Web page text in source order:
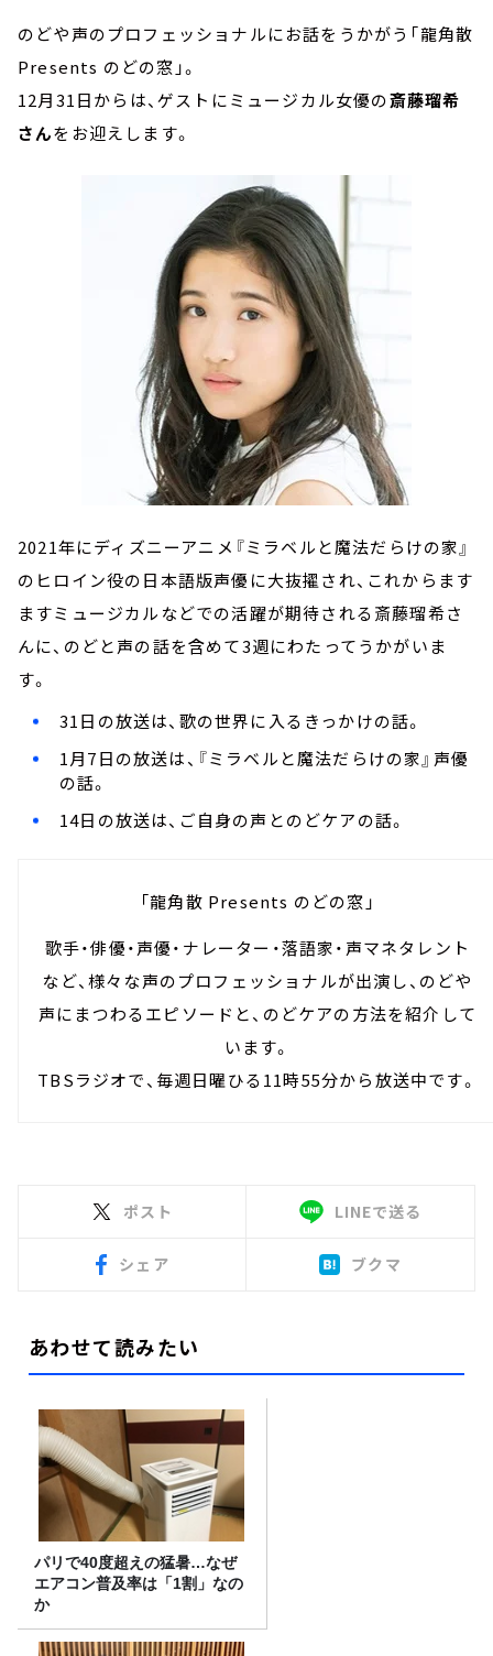
のどや声のプロフェッショナルにお話をうかがう「龍角散
Presents のどの窓」。
12月31日からは、ゲストにミュージカル女優の斎藤瑠希
さんをお迎えします。
2021年にディズニーアニメ『ミラベルと魔法だらけの家』
のヒロイン役の日本語版声優に大抜擢され、これからます
ますミュージカルなどでの活躍が期待される斎藤瑠希さ
んに、のどと声の話を含めて3週にわたってうかがいま
す。
31日の放送は、歌の世界に入るきっかけの話。
1月7日の放送は、『ミラベルと魔法だらけの家』声優
の話。
14日の放送は、ご自身の声とのどケアの話。
「龍角散 Presents のどの窓」
歌手・俳優・声優・ナレーター・落語家・声マネタレント
など、様々な声のプロフェッショナルが出演し、のどや
声にまつわるエピソードと、のどケアの方法を紹介して
います。
TBSラジオで、毎週日曜ひる11時55分から放送中です。
ポスト LINEで送る
シェア ブクマ
あわせて読みたい
パリで40度超えの猛暑…なぜ
エアコン普及率は「1割」なの
か